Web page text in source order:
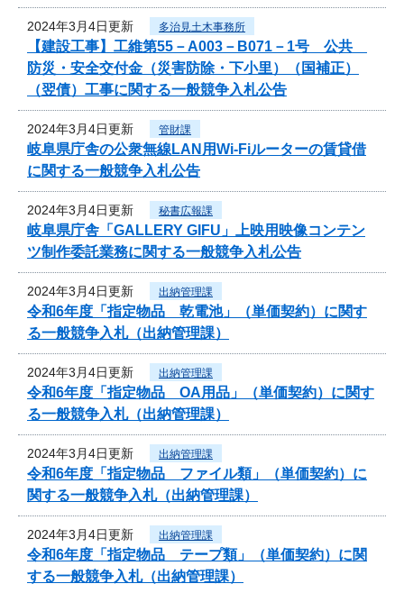
2024年3月4日更新 多治見土木事務所
【建設工事】工維第55－A003－B071－1号 公共
防災・安全交付金（災害防除・下小里）（国補正）
（翌債）工事に関する一般競争入札公告
2024年3月4日更新 管財課
岐阜県庁舎の公衆無線LAN用Wi-Fiルーターの賃貸借
に関する一般競争入札公告
2024年3月4日更新 秘書広報課
岐阜県庁舎「GALLERY GIFU」上映用映像コンテン
ツ制作委託業務に関する一般競争入札公告
2024年3月4日更新 出納管理課
令和6年度「指定物品 乾電池」（単価契約）に関す
る一般競争入札（出納管理課）
2024年3月4日更新 出納管理課
令和6年度「指定物品 OA用品」（単価契約）に関す
る一般競争入札（出納管理課）
2024年3月4日更新 出納管理課
令和6年度「指定物品 ファイル類」（単価契約）に
関する一般競争入札（出納管理課）
2024年3月4日更新 出納管理課
令和6年度「指定物品 テープ類」（単価契約）に関
する一般競争入札（出納管理課）